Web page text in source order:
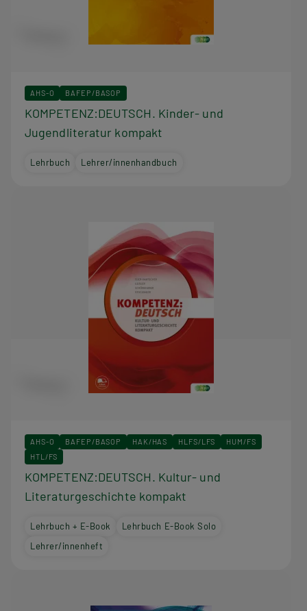
AHS-O BAFEP/BASOP
KOMPETENZ:DEUTSCH. Kinder- und
Jugendliteratur kompakt
Lehrbuch Lehrer/innenhandbuch
AHS-O BAFEP/BASOP HAK/HAS HLFS/LFS
HUM/FS
HTL/FS
KOMPETENZ:DEUTSCH. Kultur- und
Literaturgeschichte kompakt
Lehrbuch + E-Book
Lehrbuch E-Book Solo
Lehrer/innenheft